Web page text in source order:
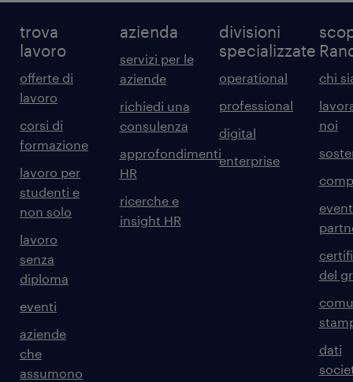
trova
lavoro
offerte di
lavoro
corsi di
formazione
lavoro per
studenti e
non solo
lavoro
senza
diploma
eventi
aziende
che
assumono
azienda
servizi per le
aziende
richiedi una
consulenza
approfondimenti
HR
ricerche e
insight HR
divisioni
specializzate
operational
professional
digital
enterprise
chi
noi
del
dati